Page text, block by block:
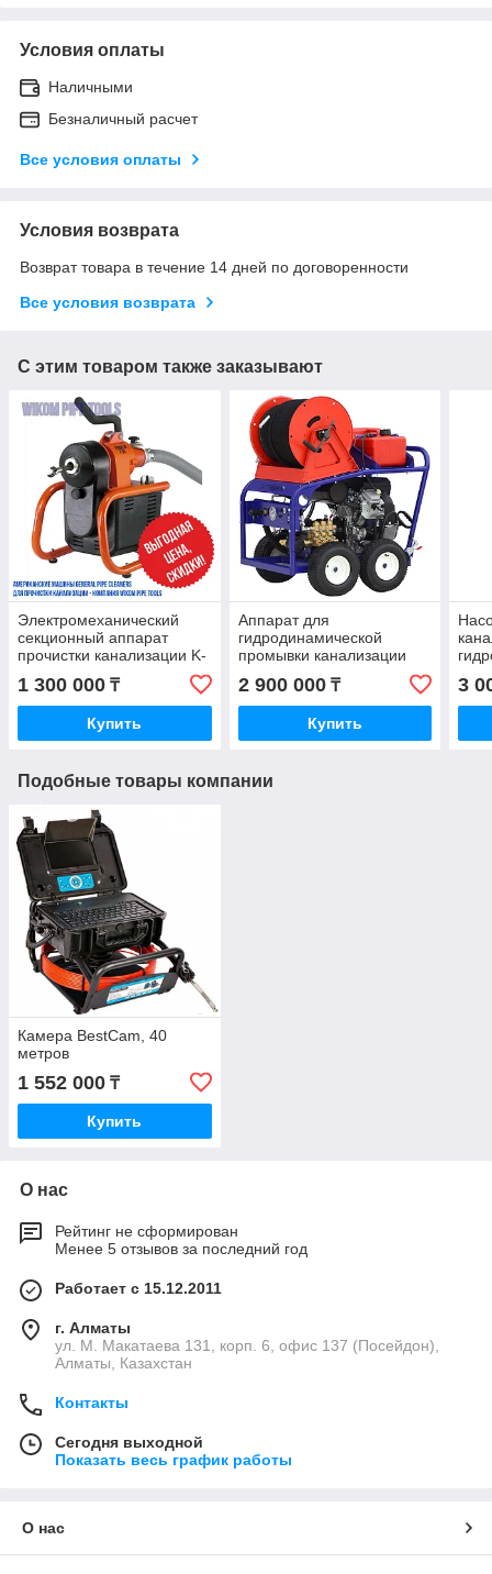
Условия оплаты
Наличными
Безналичный расчет
Все условия оплаты
Условия возврата
Возврат товара в течение 14 дней по договоренности
Все условия возврата
С этим товаром также заказывают
Электромеханический
секционный аппарат
прочистки канализации K-
1 300 000 ₸
Купить
Аппарат для
гидродинамической
промывки канализации
Посейдон B24
2 900 000₸
Купить
3
Подобные товары компании
Камера BestCam, 40
метров
1 552 000 ₸
Купить
О нас
Рейтинг не сформирован
Менее 5 отзывов за последний год
Работает с 15.12.2011
г. Алматы
ул. М. Макатаева 131, корп. 6, офис 137 (Посейдон),
Алматы, Казахстан
Контакты
Сегодня выходной
Показать весь график работы
О нас